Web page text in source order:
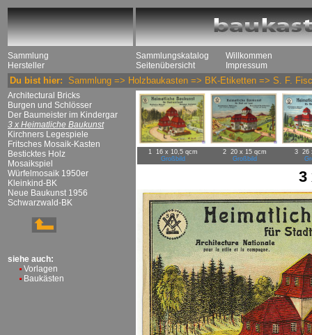
Sammlung
Hersteller
Sammlungskatalog
Seitenübersicht
Willkommen
Impressum
Du bist hier: Sammlung => Holzbaukasten => BK-Etiketten => S. F.
Architectural Bricks
Burgen und Schlösser
Der Baumeister im Kindergar
3 x Heimatliche Baukunst
Kirchners Legespiele
Fritsches Mosaik-Kasten
Besticktes Holz
Mosaikspiel
Würfelmosaik 1950er
Kleinkind-BK
Neue Baukunst 1956
Schwarzwald-BK
siehe auch:
Vorlagen
Baukästen
1 16 x 10,5 qcm
Großbild
2 20 x 15 qcm
Großbild
3 26
3